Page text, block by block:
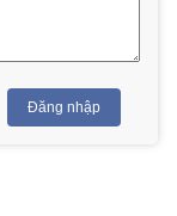
Đăng nhập